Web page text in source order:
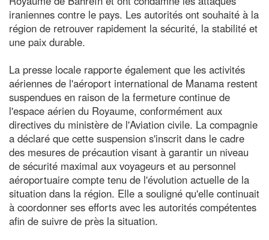
iraniennes contre le pays. Les autorités ont souhaité à la
région de retrouver rapidement la sécurité, la stabilité et
une paix durable.
La presse locale rapporte également que les activités
aériennes de l'aéroport international de Manama restent
suspendues en raison de la fermeture continue de
l'espace aérien du Royaume, conformément aux
directives du ministère de l'Aviation civile. La compagnie
a déclaré que cette suspension s'inscrit dans le cadre
des mesures de précaution visant à garantir un niveau
de sécurité maximal aux voyageurs et au personnel
aéroportuaire compte tenu de l'évolution actuelle de la
situation dans la région. Elle a souligné qu'elle continuait
à coordonner ses efforts avec les autorités compétentes
afin de suivre de près la situation.